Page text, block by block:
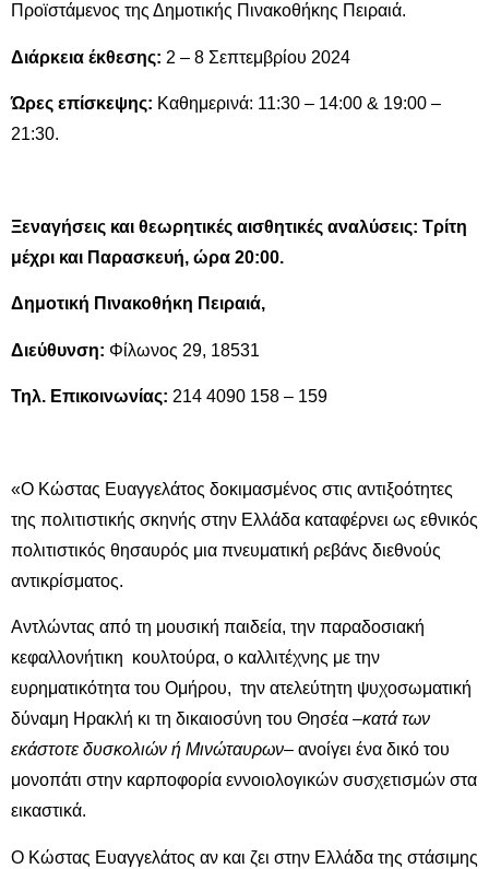
Προϊστάμενος της Δημοτικής Πινακοθήκης Πειραιά.
Διάρκεια έκθεσης: 2 – 8 Σεπτεμβρίου 2024
Ώρες επίσκεψης: Καθημερινά: 11:30 – 14:00 & 19:00 –
21:30.
Ξεναγήσεις και θεωρητικές αισθητικές αναλύσεις: Τρίτη
μέχρι και Παρασκευή, ώρα 20:00.
Δημοτική Πινακοθήκη Πειραιά,
Διεύθυνση: Φίλωνος 29, 18531
Τηλ. Επικοινωνίας: 214 4090 158 – 159
«Ο Κώστας Ευαγγελάτος δοκιμασμένος στις αντιξοότητες
της πολιτιστικής σκηνής στην Ελλάδα καταφέρνει ως εθνικός
πολιτιστικός θησαυρός μια πνευματική ρεβάνς διεθνούς
αντικρίσματος.
Αντλώντας από τη μουσική παιδεία, την παραδοσιακή
κεφαλλονήτικη κουλτούρα, ο καλλιτέχνης με την
ευρηματικότητα του Ομήρου, την ατελεύτητη ψυχοσωματική
δύναμη Ηρακλή κι τη δικαιοσύνη του Θησέα –κατά των
εκάστοτε δυσκολιών ή Μινώταυρων– ανοίγει ένα δικό του
μονοπάτι στην καρποφορία εννοιολογικών συσχετισμών στα
εικαστικά.
Ο Κώστας Ευαγγελάτος αν και ζει στην Ελλάδα της στάσιμης